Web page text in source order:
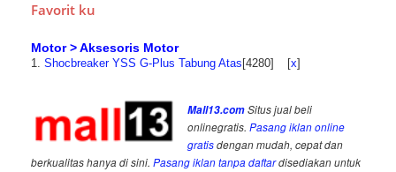
Favorit ku
Motor > Aksesoris Motor
1. Shocbreaker YSS G-Plus Tabung Atas [4280] x
Mall13.comSitus jual beli
onlinegratis.Pasang iklan online
gratisdengan mudah, cepat dan
berkualitas hanya di sini. Pasang iklan tanpa daftardisediakan untuk